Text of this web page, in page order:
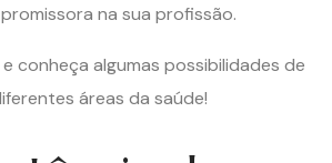
na sua profissão.
conheça algumas possibilidades de
áreas da saúde!